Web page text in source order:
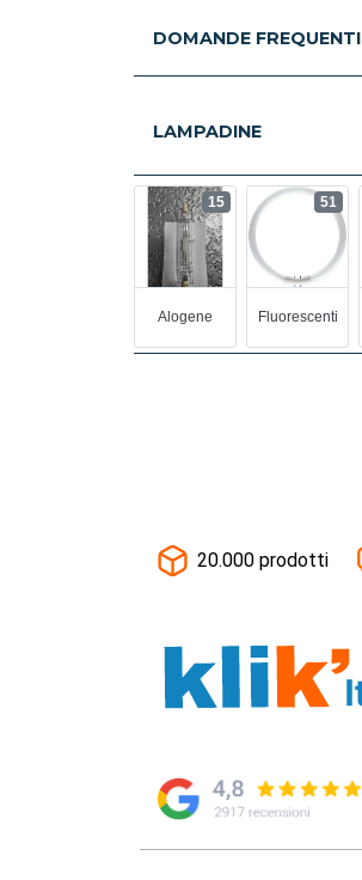
DOMANDE FREQUENTI
LAMPADINE
Alogene
15
Fluorescenti
51
20.000 prodotti